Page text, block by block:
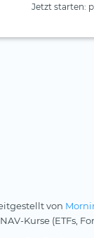
Jetzt starten:
von
Kurse (ETFs,